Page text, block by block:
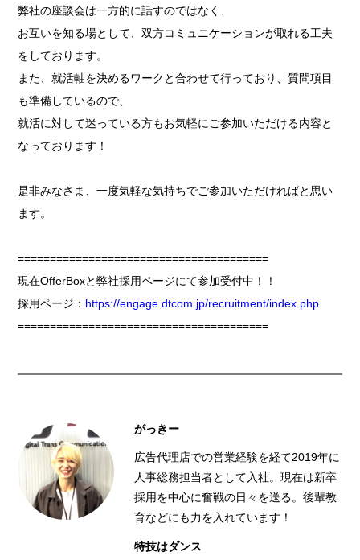
弊社の座談会は一方的に話すのではなく、
お互いを知る場として、双方コミュニケーションが取れる工夫
をしております。
また、就活軸を決めるワークと合わせて行っており、質問項目
も準備しているので、
就活に対して迷っている方もお気軽にご参加いただける内容と
なっております！
是非みなさま、一度気軽な気持ちでご参加いただければと思い
ます。
=======================================
現在OfferBoxと弊社採用ページにて参加受付中！！
採用ページ： https://engage.dtcom.jp/recruitment/index.php
=======================================
がっきー
広告代理店での営業経験を経て2019年に
人事総務担当者として入社。現在は新卒
採用を中心に奮戦の日々を送る。後輩教
育などにも力を入れています！
特技はダンス